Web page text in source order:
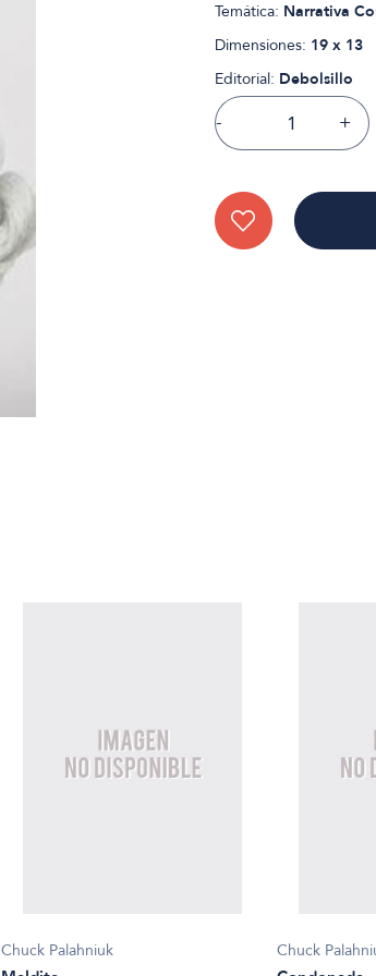
Temática: Narrativa
Dimensiones: 19 x 13
Editorial: Debolsillo
- +
Chuck Palahniuk Chuck